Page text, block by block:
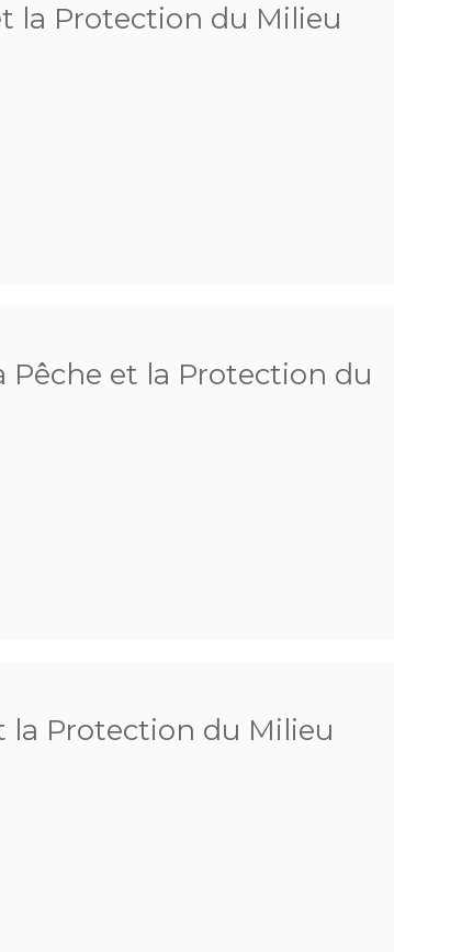
la Protection du Milieu
et la Protection du
la Protection du Milieu